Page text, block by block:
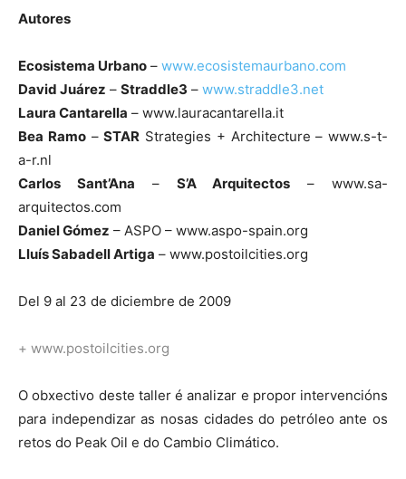
Autores
Ecosistema Urbano – www.ecosistemaurbano.com
David Juárez – Straddle3 – www.straddle3.net
Laura Cantarella – www.lauracantarella.it
Bea Ramo–STAR Strategies + Architecture – www.s-t-
a-r.nl
Carlos Sant’Ana – S’A Arquitectos – www.sa-
arquitectos.com
Daniel Gómez – ASPO – www.aspo-spain.org
Lluís Sabadell Artiga – www.postoilcities.org
Del 9 al 23 de diciembre de 2009
+ www.postoilcities.org
O obxectivo deste taller é analizar e propor intervencións
para independizar as nosas cidades do petróleo ante os
retos do Peak Oil e do Cambio Climático.